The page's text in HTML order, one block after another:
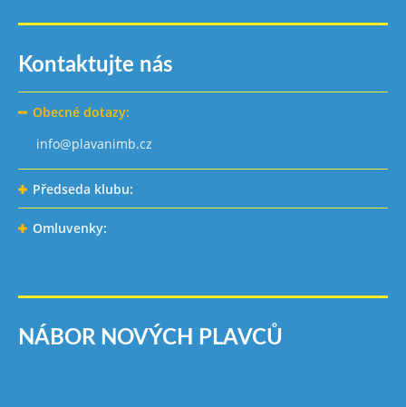
Kontaktujte nás
Obecné dotazy:
info@plavanimb.cz
Předseda klubu:
Omluvenky:
NÁBOR NOVÝCH PLAVCŮ